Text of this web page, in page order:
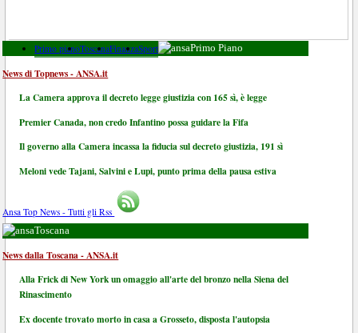
Primo pianoToscanaFinanzaSport Primo Piano
News di Topnews - ANSA.it
La Camera approva il decreto legge giustizia con 165 sì, è legge
Premier Canada, non credo Infantino possa guidare la Fifa
Il governo alla Camera incassa la fiducia sul decreto giustizia, 191 sì
Meloni vede Tajani, Salvini e Lupi, punto prima della pausa estiva
Ansa Top News - Tutti gli Rss
Toscana
News dalla Toscana - ANSA.it
Alla Frick di New York un omaggio all'arte del bronzo nella Siena del
Rinascimento
Ex docente trovato morto in casa a Grosseto, disposta l'autopsia